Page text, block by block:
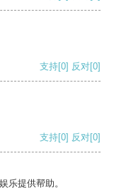
支持[0] 反对[0]
支持[0] 反对[0]
乐提供帮助。